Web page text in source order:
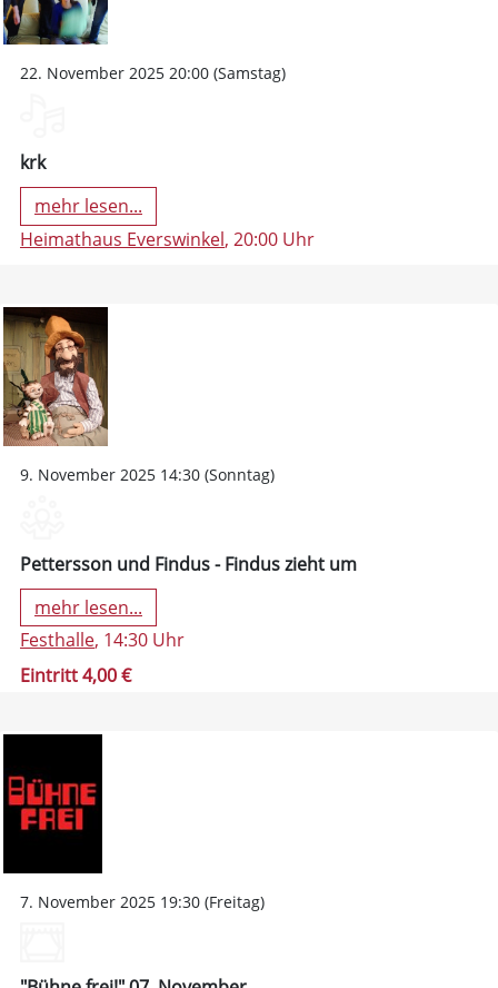
22. November 2025 20:00 (Samstag)
krk
mehr lesen...
Heimathaus Everswinkel, 20:00 Uhr
9. November 2025 14:30 (Sonntag)
Pettersson und Findus - Findus zieht um
mehr lesen...
Festhalle, 14:30 Uhr
Eintritt 4,00 €
7. November 2025 19:30 (Freitag)